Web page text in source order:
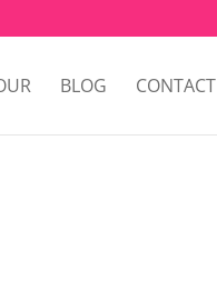
BLOG CONTACT